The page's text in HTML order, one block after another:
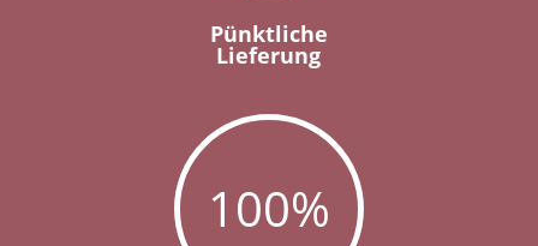
Pünktliche
Lieferung
100%